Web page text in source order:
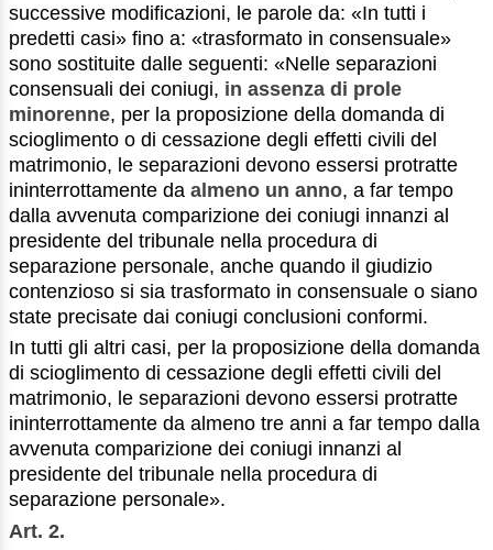
successive modificazioni, le parole da: «In tutti i
predetti casi» fino a: «trasformato in consensuale»
sono sostituite dalle seguenti: «Nelle separazioni
consensuali dei coniugi, in assenza di prole
minorenne, per la proposizione della domanda di
scioglimento o di cessazione degli effetti civili del
matrimonio, le separazioni devono essersi protratte
ininterrottamente da almeno un anno, a far tempo
dalla avvenuta comparizione dei coniugi innanzi al
presidente del tribunale nella procedura di
separazione personale, anche quando il giudizio
contenzioso si sia trasformato in consensuale o siano
state precisate dai coniugi conclusioni conformi.
In tutti gli altri casi, per la proposizione della domanda
di scioglimento di cessazione degli effetti civili del
matrimonio, le separazioni devono essersi protratte
ininterrottamente da almeno tre anni a far tempo dalla
avvenuta comparizione dei coniugi innanzi al
presidente del tribunale nella procedura di
separazione personale».
Art. 2.